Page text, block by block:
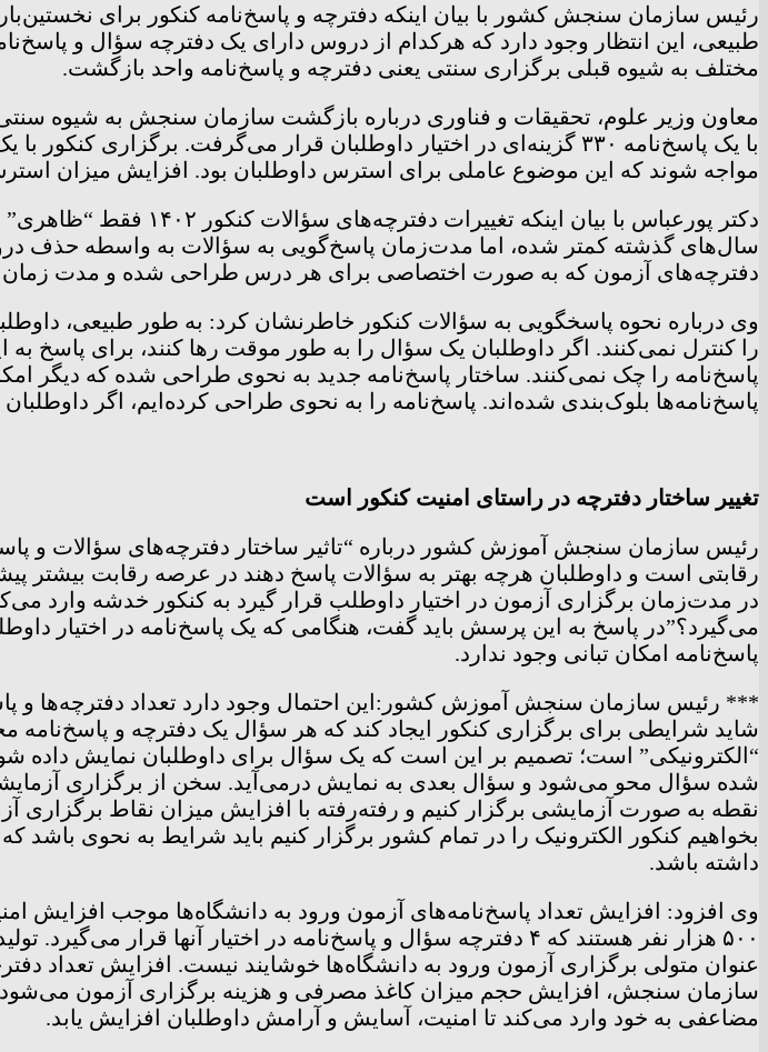
مختلف به شیوه قبلی برگزاری سنتی یعنی دفترچه و پاسخ‌نامه واحد بازگشت.
معاون وزیر علوم، تحقیقات و فناوری درباره بازگشت سازمان سنجش به شیوه
با یک پاسخ‌نامه ۳۳۰ گزینه‌ای در اختیار داوطلبان قرار می‌گرفت.
مواجه شوند که این موضوع عاملی برای استرس داوطلبان بود. افزایش میزان
دکتر پورعباس با بیان
سال‌های گذشته کمتر شده، اما مدت‌زمان پاسخ‌گویی به سؤالات به واسطه حذف
دفترچه‌های آزمون که به صورت اختصاصی برای هر درس طراحی شده و مدت زمان
وی درباره نحوه پاسخگویی به سؤالات کنکور خاطرنشان کرد: به طور طبیعی،
را کنترل نمی‌کنند. اگر داوطلبان یک سؤال را به طور موقت رها کنند، برای پاسخ
پاسخ‌نامه را چک نمی‌کنند. ساختار پاسخ‌نامه جدید به نحوی طراحی شده که دیگر
پاسخ‌نامه‌ها بلوک‌بندی شده‌اند. پاسخ‌نامه را به نحوی طراحی کرده‌ایم، اگر داوطلبان
تغییر ساختار دفترچه در راستای امنیت کنکور است
رئیس سازمان سنجش آموزش کشور درباره “تاثیر ساختار دفترچه‌های سؤالات و
رقابتی است و داوطلبان هرچه بهتر به سؤالات پاسخ دهند در عرصه رقابت
در مدت‌زمان برگزاری آزمون در اختیار داوطلب قرار گیرد به کنکور خدشه وارد
می‌گیرد؟”در پاسخ به این پرسش باید گفت، هنگامی که یک پاسخ‌نامه در اختیار
پاسخ‌نامه امکان تبانی وجود ندارد.
*** رئیس سازمان سنجش آموزش کشور:این احتمال وجود دارد تعداد دفترچه‌ها
شاید شرایطی برای برگزاری کنکور ایجاد کند که هر سؤال یک دفترچه و پاسخ‌نامه
“الکترونیکی” است؛ تصمیم بر این است که یک سؤال برای داوطلبان نمایش داده
شده سؤال محو می‌شود و سؤال بعدی به نمایش درمی‌آید. سخن از برگزاری آزمایشی
نقطه به صورت آزمایشی برگزار کنیم و رفته‌رفته با افزایش میزان نقاط برگزاری
بخواهیم کنکور الکترونیک را در تمام کشور برگزار کنیم باید شرایط به نحوی
داشته باشد.
وی افزود: افزایش تعداد پاسخ‌نامه‌های آزمون ورود به دانشگاه‌ها موجب افزایش
عنوان متولی برگزاری آزمون ورود به دانشگاه‌ها خوشایند نیست. افزایش تعداد
سازمان سنجش، افزایش حجم میزان کاغذ مصرفی و هزینه برگزاری آزمون
مضاعفی به خود وارد می‌کند تا امنیت، آسایش و آرامش داوطلبان افزایش یابد.